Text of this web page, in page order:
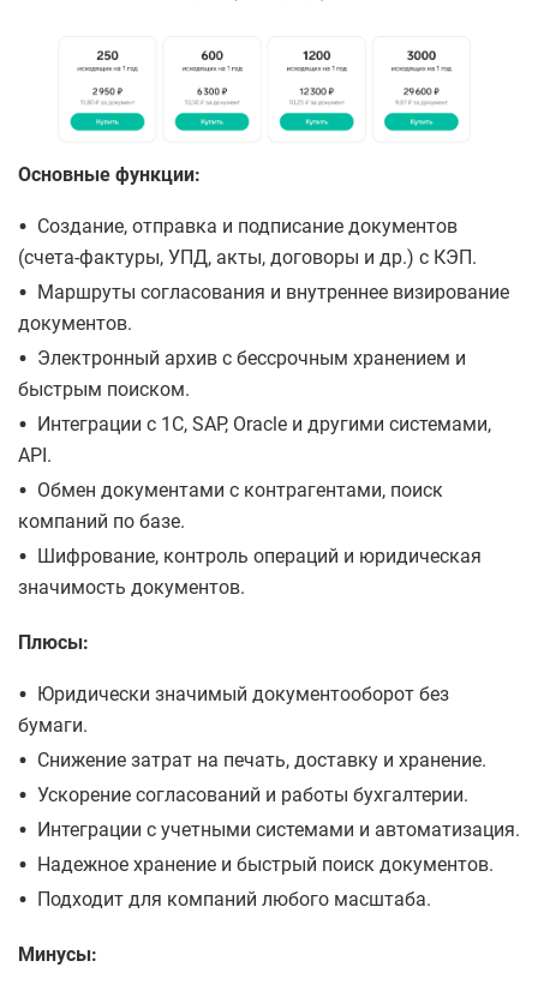
Основные функции:
• Создание, отправка и подписание документов
(счета-фактуры, УПД, акты, договоры и др.) с КЭП.
• Маршруты согласования и внутреннее визирование
документов.
• Электронный архив с бессрочным хранением и
быстрым поиском.
•
Интеграции с 1С, SAP, Oracle и другими системами,
API.
• Обмен документами с контрагентами, поиск
компаний по базе.
•
Шифрование, контроль операций и юридическая
значимость документов.
Плюсы:
•
Юридически значимый документооборот без
бумаги.
• Снижение затрат на печать, доставку и хранение.
• Ускорение согласований и работы бухгалтерии.
• Интеграции с учетными системами и автоматизация.
• Надежное хранение и быстрый поиск документов.
• Подходит для компаний любого масштаба.
Минусы: